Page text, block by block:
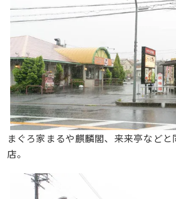
まぐろ家まるや麒麟閣、来来亭など
店。